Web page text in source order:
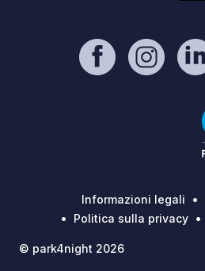
Informazioni legali
Politica sulla privacy
© park4night 2026